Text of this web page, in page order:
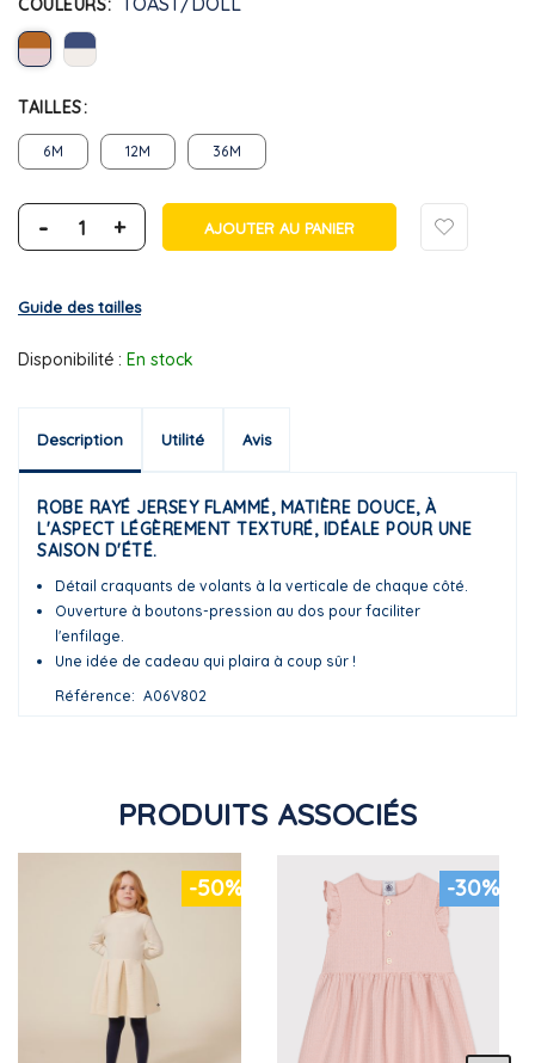
TAILLES
6M 12M 36M
- + AJOUTER AU PANIER
Guide des tailles
Disponibilité : En stock
Description Utilité Avis
ROBE RAYÉ JERSEY FLAMMÉ, MATIÈRE DOUCE, À
L'ASPECT LÉGÈREMENT TEXTURÉ, IDÉALE POUR UNE
SAISON D'ÉTÉ.
Détail craquants de volants à la verticale de chaque côté.
Ouverture à boutons-pression au dos pour faciliter
l'enfilage.
Une idée de cadeau qui plaira à coup sûr !
Référence
A06V802
PRODUITS ASSOCIÉS
-50% -30%